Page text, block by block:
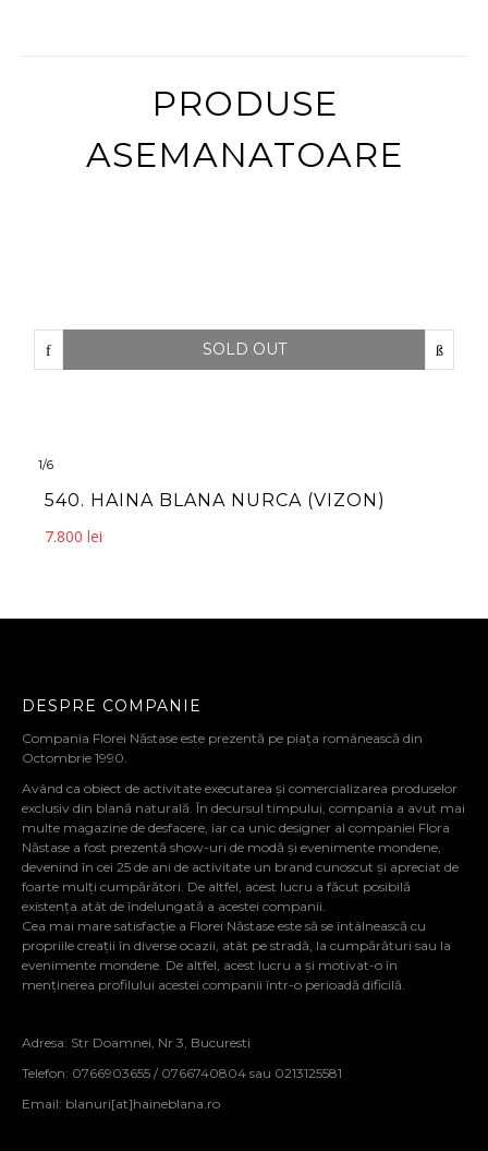
PRODUSE
ASEMANATOARE
1/6
SOLD OUT
540. HAINA BLANA NURCA (VIZON)
7.800 lei
DESPRE COMPANIE
Compania Florei Năstase este prezentă pe piața românească din
Octombrie 1990.
Având ca obiect de activitate executarea și comercializarea produselor
exclusiv din blană naturală. În decursul timpului, compania a avut mai
multe magazine de desfacere, iar ca unic designer al companiei Flora
Năstase a fost prezentă show-uri de modă și evenimente mondene,
devenind în cei 25 de ani de activitate un brand cunoscut și apreciat de
foarte mulți cumpărători. De altfel, acest lucru a făcut posibilă
existența atât de îndelungată a acestei companii.
Cea mai mare satisfacție a Florei Năstase este să se întâlnească cu
propriile creații în diverse ocazii, atât pe stradă, la cumpărături sau la
evenimente mondene. De altfel, acest lucru a și motivat-o în
menținerea profilului acestei companii într-o perioadă dificilă.
Adresa: Str Doamnei, Nr 3, Bucuresti
Telefon: 0766903655 / 0766740804 sau 0213125581
Email: blanuri[at]haineblana.ro